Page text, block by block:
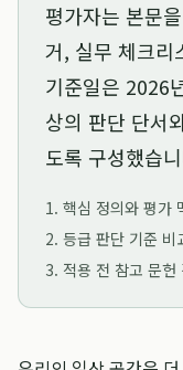
평가자는 본문
거, 실무 체크리
기준일은 2026
상의 판단 단서
도록 구성했습
1. 핵심 정의와 평가
2. 등급 판단 기준 비
3. 적용 전 참고 문헌